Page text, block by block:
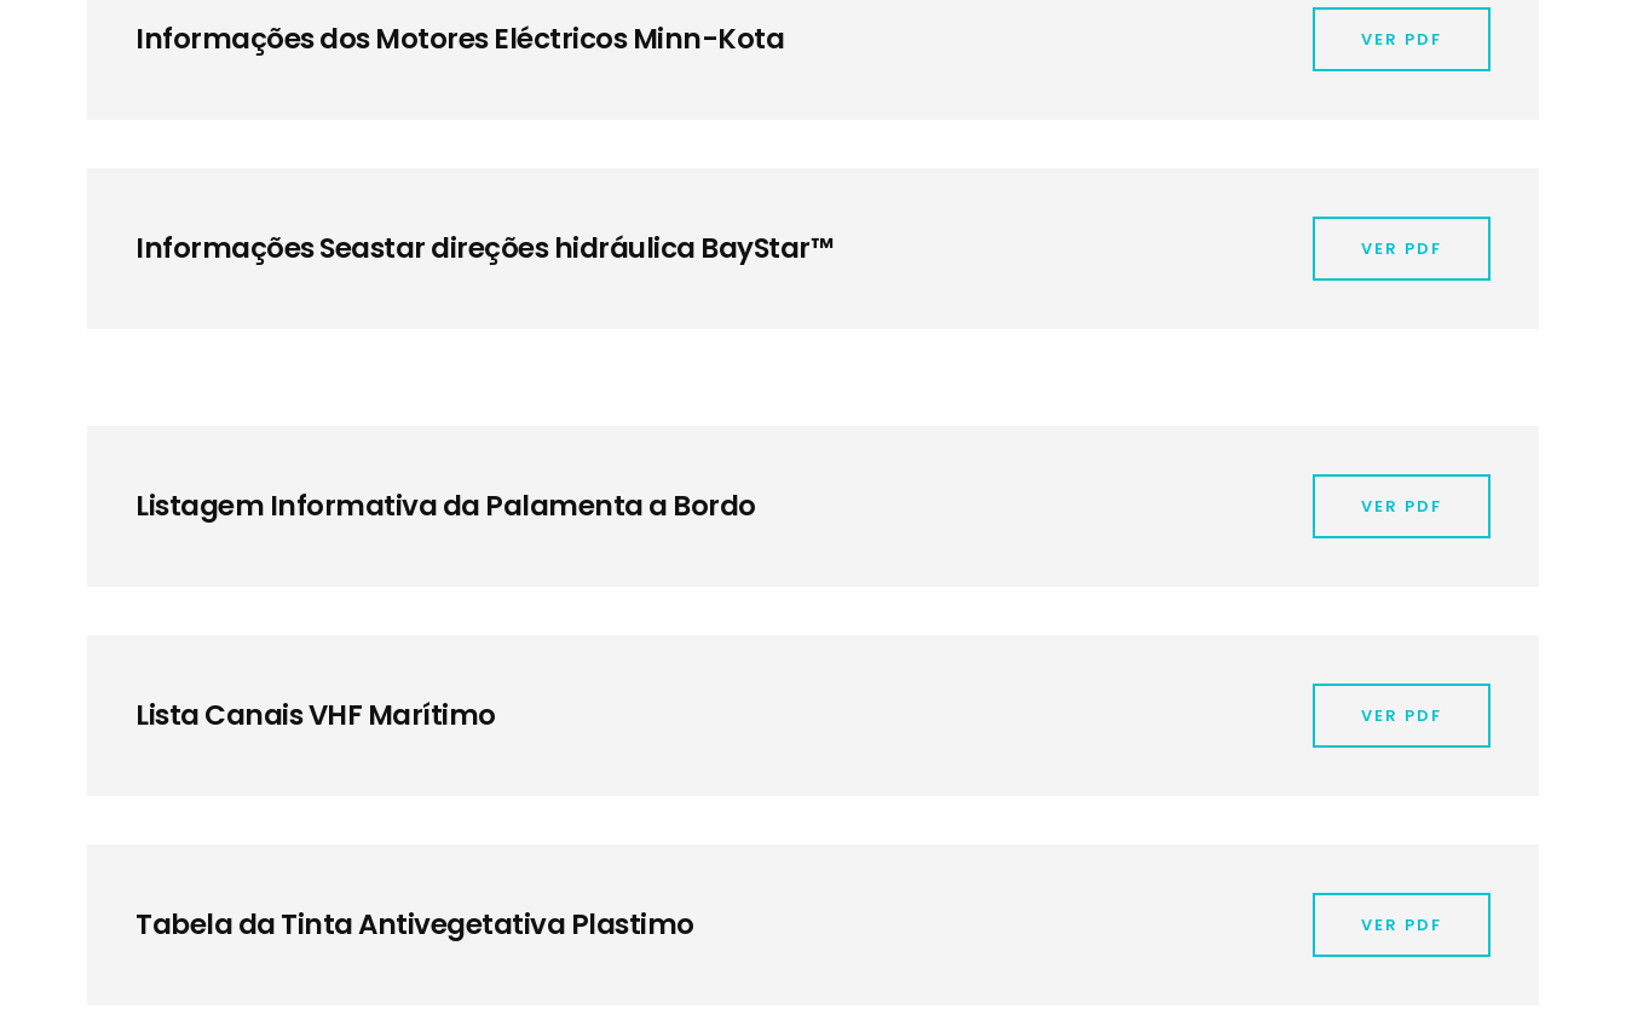
Informações dos Motores Eléctricos Minn-Kota VER PDF
Informações Seastar direções hidráulica BayStar™ VER PDF
Listagem Informativa da Palamenta a Bordo VER PDF
Lista Canais VHF Marítimo VER PDF
Tabela da Tinta Antivegetativa Plastimo VER PDF